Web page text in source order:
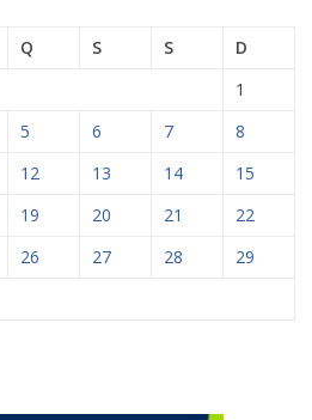
Q S S
D
1
5 6 7
8
12 13 14
15
19 20 21
22
26 27 28
29